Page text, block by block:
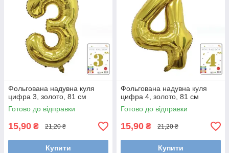
Фольгована надувна куля
цифра 3, золото, 81 см
Готово до відправки
15,90 ₴ 21,20 ₴
Купити
Фольгована надувна куля
цифра 4, золото, 81 см
Готово до відправки
15,90 ₴ 21,20 ₴
Купити